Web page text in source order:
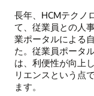
長年、HCMテクノ
て、従業員との人
業ポータルによる
た。従業員ポータ
は、利便性が向上
リエンスという点
ます。